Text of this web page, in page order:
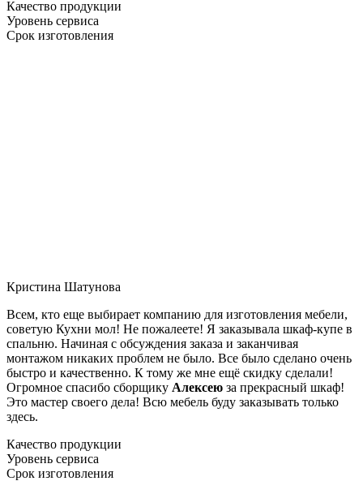
Качество продукции
Уровень сервиса
Срок изготовления
Кристина Шатунова
Всем, кто еще выбирает компанию для изготовления мебели,
советую Кухни мол! Не пожалеете! Я заказывала шкаф-купе в
спальню. Начиная с обсуждения заказа и заканчивая
монтажом никаких проблем не было. Все было сделано очень
быстро и качественно. К тому же мне ещё скидку сделали!
Огромное спасибо сборщику Алексею за прекрасный шкаф!
Это мастер своего дела! Всю мебель буду заказывать только
здесь.
Качество продукции
Уровень сервиса
Срок изготовления